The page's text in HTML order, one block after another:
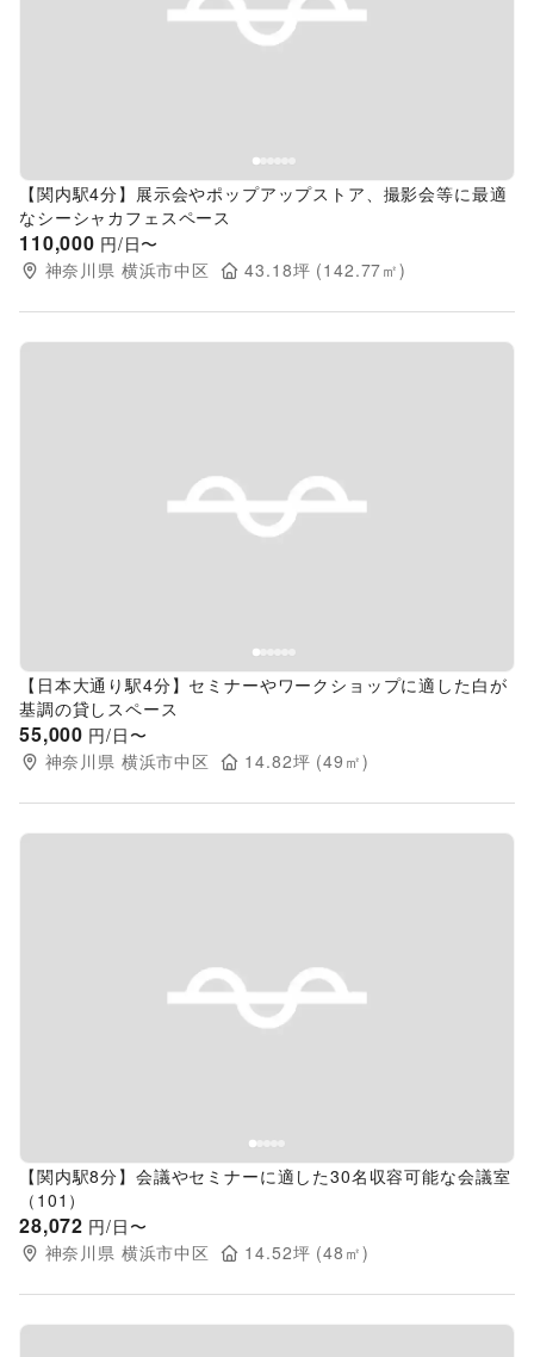
Previous slide
【関内駅4分】展示会やポップアップストア、撮影会等に最適
なシーシャカフェスペース
110,000 円/日〜
神奈川県 横浜市中区 43.18坪 (142.77㎡)
Previous slide
【日本大通り駅4分】セミナーやワークショップに適した白が
基調の貸しスペース
55,000 円/日〜
神奈川県 横浜市中区 14.82坪 (49 ㎡)
Previous slide
【関内駅8分】会議やセミナーに適した30名収容可能な会議室
（101）
28,072 円/日〜
神奈川県 横浜市中区 14.52坪 (48 ㎡)